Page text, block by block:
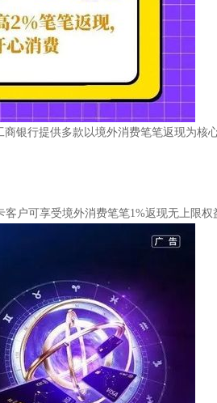
银行提供多款以境外消费笔笔返现为
户可享受境外消费笔笔1%返现无上限权